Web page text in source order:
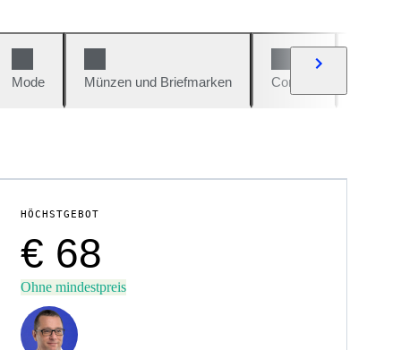
Mode Münzen und Briefmarken Comics
HÖCHSTGEBOT
€ 68
Ohne mindestpreis